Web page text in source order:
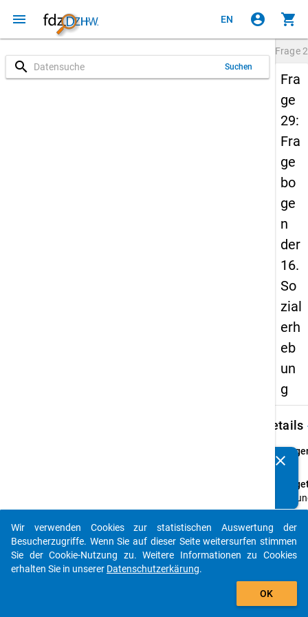
menu EN account_circle shopping_cart
search Suchen
Frage
Fra
ge
29:
Fra
ge
bo
ge
n
der
16.
So
zial
erh
eb
un
g
Details
29
Wo
wie
häufig
essen
Sie in
Regel -
auf
clear
auto_stories
add_shopping_cart
Wir verwenden Cookies zur statistischen Auswertung der
Besucherzugriffe. Wenn Sie auf dieser Seite weitersurfen stimmen
Sie der Cookie-Nutzung zu. Weitere Informationen zu Cookies
erhalten Sie in unserer Datenschutzerkärung.
OK